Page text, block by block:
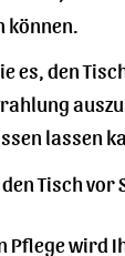
können.
es, den
lassen
Tisch vor
wird